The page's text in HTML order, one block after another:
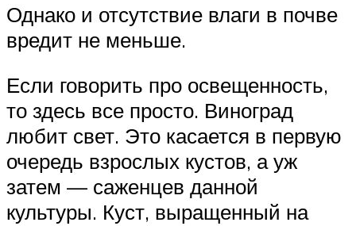
Однако и отсутствие влаги в почве
вредит не меньше.
Если говорить про освещенность,
то здесь все просто. Виноград
любит свет. Это касается в первую
очередь взрослых кустов, а уж
затем — саженцев данной
культуры. Куст, выращенный на